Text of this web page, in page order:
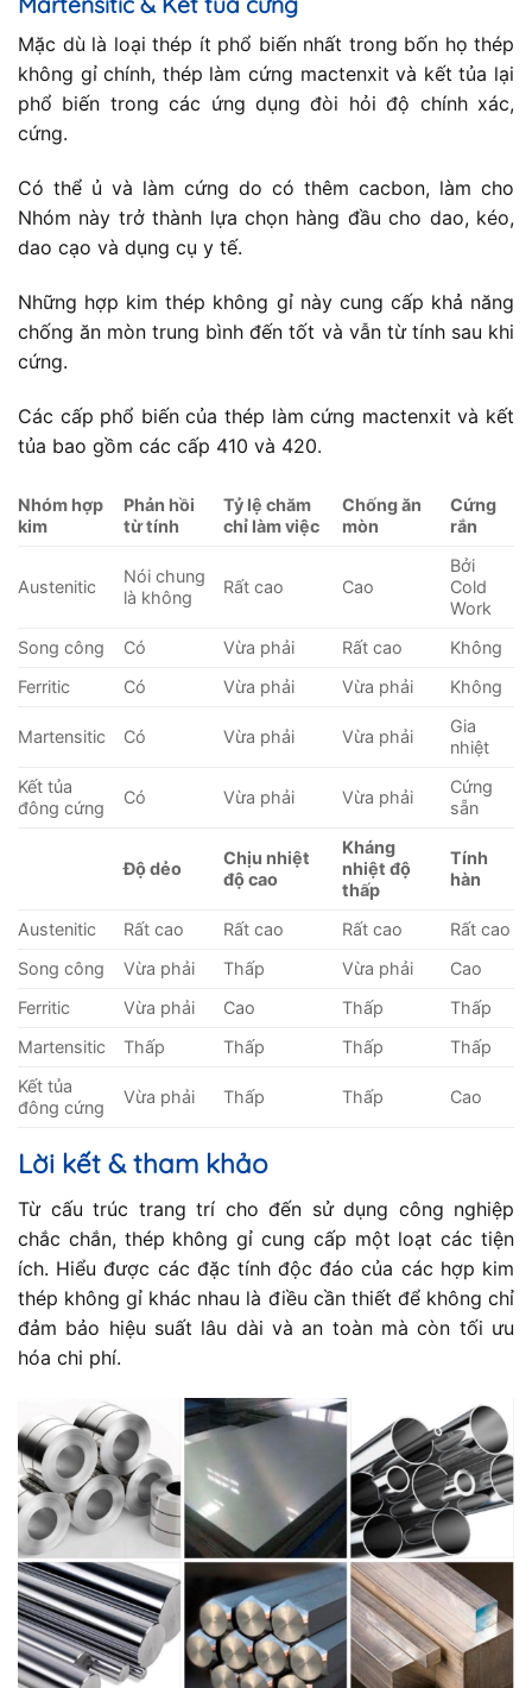
Mặc dù là loại thép ít phổ biến nhất trong bốn họ thép
không gỉ chính, thép làm cứng mactenxit và kết tủa lại
phổ biến trong các ứng dụng đòi hỏi độ chính xác,
cứng.
Có thể ủ và làm cứng do có thêm cacbon, làm cho
Nhóm này trở thành lựa chọn hàng đầu cho dao, kéo,
dao cạo và dụng cụ y tế.
Những hợp kim thép không gỉ này cung cấp khả năng
chống ăn mòn trung bình đến tốt và vẫn từ tính sau khi
cứng.
Các cấp phổ biến của thép làm cứng mactenxit và kết
tủa bao gồm các cấp 410 và 420.
Nhóm hợp
kim
Phản hồi
từ tính
Tỷ lệ chăm
chỉ làm việc
Chống ăn
mòn
Cứng
rắn
Austenitic
Nói chung
là không
Rất cao Cao
Bởi
Cold
Work
Song công
Có Vừa phải Rất cao
Không
Ferritic
Có Vừa phải Vừa phải Không
Martensitic Có Vừa phải Vừa phải
Gia
nhiệt
Kết tủa
đông cứng
Có Vừa phải Vừa phải
Cứng
sẵn
Độ dẻo
Chịu nhiệt
độ cao
Kháng
nhiệt độ
thấp
Tính
hàn
Austenitic Rất cao Rất cao Rất cao
Rất cao
Song công
Vừa phải Thấp Vừa phải
Cao
Ferritic
Vừa phải Cao Thấp
Thấp
Martensitic
Thấp Thấp Thấp
Thấp
Kết tủa
đông cứng
Vừa phải Thấp Thấp Cao
Lời kết & tham khảo
Từ cấu trúc trang trí cho đến sử dụng công nghiệp
chắc chắn, thép không gỉ cung cấp một loạt các tiện
ích. Hiểu được các đặc tính độc đáo của các hợp kim
thép không gỉ khác nhau là điều cần thiết để không chỉ
đảm bảo hiệu suất lâu dài và an toàn mà còn tối ưu
hóa chi phí.